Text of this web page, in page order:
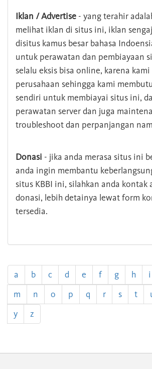
Iklan / Advertise - yang terahir
melihat iklan di situs ini, iklan
disitus kamus besar bahasa
untuk perawatan dan pembiayaan
selalu eksis bisa online, karena
perusahaan sehingga kami
sendiri untuk membiayai situs ini,
perawatan server dan juga
troubleshoot dan perpanjangan
Donasi - jika anda merasa situs ini
anda ingin membantu
situs KBBI ini, silahkan anda kontak
donasi, lebih detainya lewat form
tersedia.
a b c d e f g h i
m
n o p q r s t
y
z